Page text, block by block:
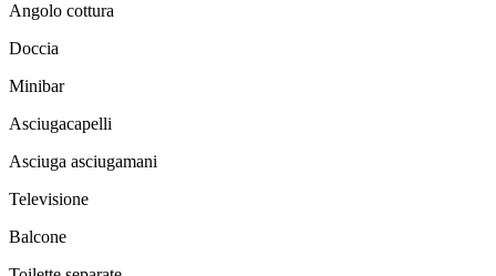
Angolo cottura
Doccia
Minibar
Asciugacapelli
Asciuga asciugamani
Televisione
Balcone